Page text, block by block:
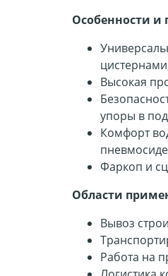
Особенности и
Высокая
упоры в
Комфорт
Фаркоп и
Области
Вывоз
Работа на